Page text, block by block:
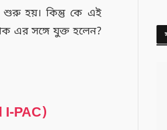
শুরু হয়। কিন্তু কে এই
এর সঙ্গে যুক্ত হলেন?
I-PAC)